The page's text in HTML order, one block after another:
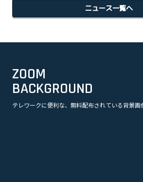
ニュース一覧へ
ZOOM
BACKGROUND
テレワークに便利な、無料配布されている背景画
美容